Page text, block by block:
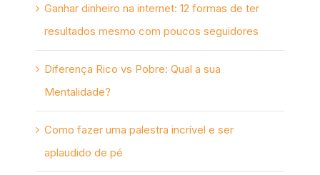
Ganhar dinheiro na internet: 12 formas de ter
resultados mesmo com poucos seguidores
Diferença Rico vs Pobre: Qual a sua
Mentalidade?
Como fazer uma palestra incrível e ser
aplaudido de pé